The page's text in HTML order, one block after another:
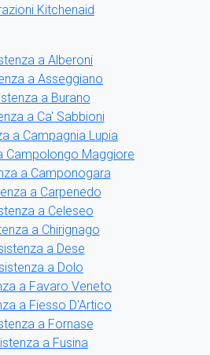
Kitchenaid
a Alberoni
a Asseggiano
a Burano
a Ca' Sabbioni
a Campagnia Lupia
Campolongo Maggiore
a Camponogara
a Carpenedo
a Celeseo
a Chirignago
a Dese
a Dolo
a Favaro Veneto
a Fiesso D'Artico
a Fornase
a Fusina